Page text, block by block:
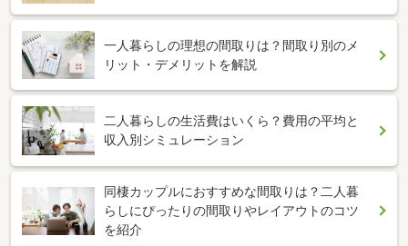
一人暮らしの理想の間取りは？間取り別のメ
リット・デメリットを解説
二人暮らしの生活費はいくら？費用の平均と
収入別シミュレーション
同棲カップルにおすすめな間取りは？二人暮
らしにぴったりの間取りやレイアウトのコツ
を紹介